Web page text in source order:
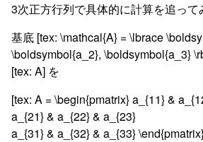
3次正方行列で具体的に計算を追って
基底 [tex: \mathcal{A} = \lbrace
\boldsymbol{a_2}, \boldsymbol{a_3}
[tex: A] を
[tex: A = \begin{pmatrix} a_{11} &
a_{21} & a_{22} & a_{23}
a_{31} & a_{32} & a_{33}